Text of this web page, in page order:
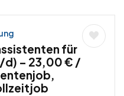
für
d) – 23,00 € /